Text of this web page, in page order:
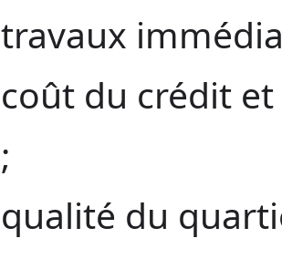
travaux
coût du crédit
;
qualité du